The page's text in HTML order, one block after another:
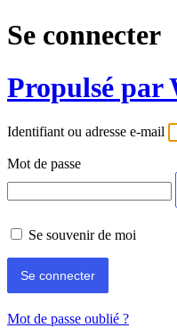
Se connecter
Propulsé par
Identifiant ou adresse e-mail
Mot de passe
Se souvenir de moi
Mot de passe oublié ?